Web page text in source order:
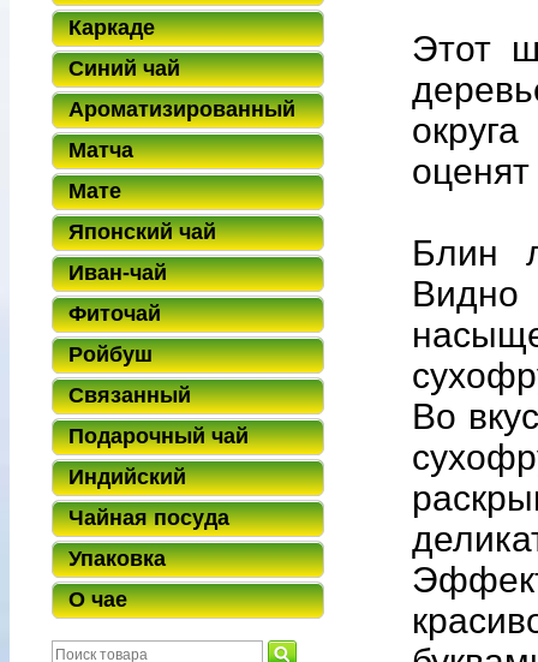
Каркаде
Синий чай
Ароматизированный
Матча
Мате
Японский чай
Иван-чай
Фиточай
Ройбуш
Связанный
Подарочный чай
Индийский
Чайная посуда
Упаковка
О чае
Этот
Блин
Видно
Во